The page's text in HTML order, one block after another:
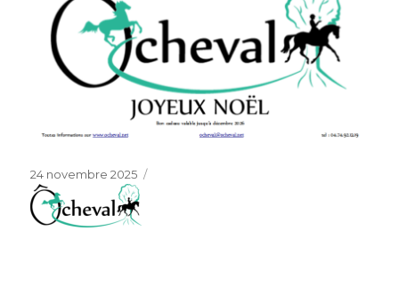
Publié
le
24 novembre 2025